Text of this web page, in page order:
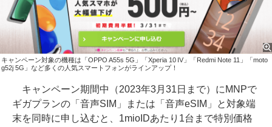
キャンペーン対象の機種は「OPPO A55s 5G」「Xperia 10 IV」「Redmi Note 11」「moto
g52j 5G」など多くの人気スマートフォンがラインアップ！
キャンペーン期間中（2023年3月31日まで）にMNPで
ギガプランの「音声SIM」または「音声eSIM」と対象端
末を同時に申し込むと、1mioIDあたり1台まで特別価格